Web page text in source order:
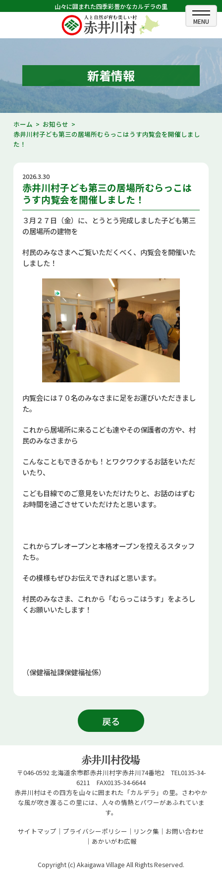
山々に囲まれた四季彩豊かなカルデラの里
ホーム
むらのできごと
むらのプロフィール
くらしの情報
村長室
観光・イベント情報
あかいがわ広報
お問い合せ
新着情報
ホーム
お知らせ
赤井川村子ども第三の居場所むらっこはうす内覧会を開催しまし
た！
2026.3.30
赤井川村子ども第三の居場所むらっこは
うす内覧会を開催しました！
３月２７日（金）に、とうとう完成しました子ども第三
の居場所の建物を
村民のみなさまへご覧いただくべく、内覧会を開催いた
しました！
内覧会には７０名のみなさまに足をお運びいただきまし
た。
これから居場所に来るこども達やその保護者の方や、村
民のみなさまから
こんなこともできるかも！とワクワクするお話をいただ
いたり、
こども目線でのご意見をいただけたりと、お話のはずむ
お時間を過ごさせていただけたと思います。
これからプレオープンと本格オープンを控えるスタッフ
たち。
その模様もぜひお伝えできればと思います。
村民のみなさま、これから「むらっこはうす」をよろし
くお願いいたします！
（保健福祉課保健福祉係）
戻る
〒046-0592 北海道余市郡赤井川村字赤井川74番地2 TEL0135-34-
6211 FAX0135-34-6644
赤井川村はその四方を山々に囲まれた「カルデラ」の里。さわやか
な風が吹き渡るこの里には、人々の情熱とパワーがあふれていま
す。
サイトマップ
プライバシーポリシー リンク集
お問い合わせ
あかいがわ広報
Copyright (c) Akaigawa Village All Rights Reserved.